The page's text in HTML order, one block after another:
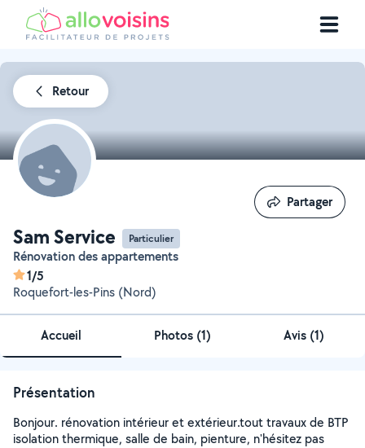
Retour
Sam Service Particulier
Rénovation des appartements
1/5
Roquefort-les-Pins (Nord)
Partager
Partager
Accueil Photos (1) Avis (1)
Présentation
Bonjour. rénovation intérieur et extérieur.tout travaux de BTP
isolation thermique, salle de bain, pienture, n'hésitez pas